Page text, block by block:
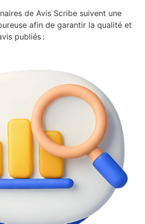
de Avis Scribe suivent une
afin de garantir la qualité et
publiés :